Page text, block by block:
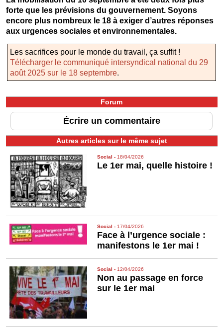
forte que les prévisions du gouvernement. Soyons
encore plus nombreux le 18 à exiger d’autres réponses
aux urgences sociales et environnementales.
Les sacrifices pour le monde du travail, ça suffit !
Télécharger le communiqué intersyndical national du 29
août 2025 sur le 18 septembre.
Forum
Écrire un commentaire
Autres articles sur le même sujet
Social - 18/04/2026
Le 1er mai, quelle histoire !
Social - 17/04/2026
Face à l’urgence sociale :
manifestons le 1er mai !
Social - 12/04/2026
Non au passage en force
sur le 1er mai